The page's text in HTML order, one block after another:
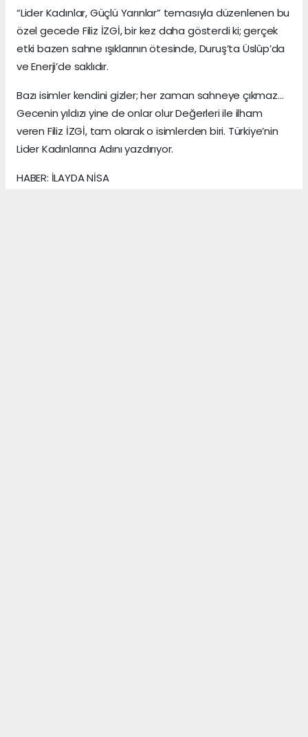
“Lider Kadınlar, Güçlü Yarınlar” temasıyla düzenlenen bu
özel gecede Filiz İZGİ, bir kez daha gösterdi ki; gerçek
etki bazen sahne ışıklarının ötesinde, Duruş’ta Üslûp’da
ve Enerji’de saklıdır.
Bazı isimler kendini gizler; her zaman sahneye çıkmaz…
Gecenin yıldızı yine de onlar olur Değerleri ile ilham
veren Filiz İZGİ, tam olarak o isimlerden biri. Türkiye’nin
Lider Kadınlarına Adını yazdırıyor.
HABER: İLAYDA NİSA